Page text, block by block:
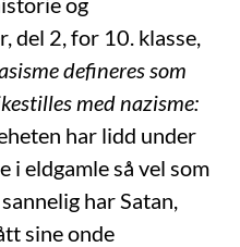
del 2, for 10. klasse,
defineres som
med nazisme:
har lidd under
i eldgamle så vel som
har Satan,
sine onde